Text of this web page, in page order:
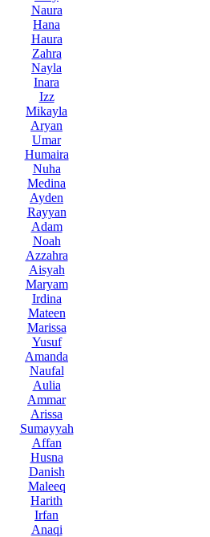
Naura
Hana
Haura
Zahra
Nayla
Inara
Izz
Mikayla
Aryan
Umar
Humaira
Nuha
Medina
Ayden
Rayyan
Adam
Noah
Azzahra
Aisyah
Maryam
Irdina
Mateen
Marissa
Yusuf
Amanda
Naufal
Aulia
Ammar
Arissa
Sumayyah
Affan
Husna
Danish
Maleeq
Harith
Irfan
Anaqi